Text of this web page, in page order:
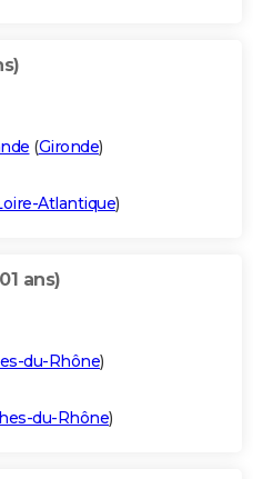
(Gironde)
Atlantique)
ans)
du-Rhône)
du-Rhône)